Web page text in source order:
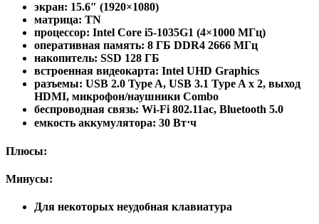
экран: 15.6″ (1920×1080)
матрица: TN
процессор: Intel Core i5-1035G1 (4×1000 МГц)
оперативная память: 8 ГБ DDR4 2666 МГц
накопитель: SSD 128 ГБ
встроенная видеокарта: Intel UHD Graphics
разъемы: USB 2.0 Type A, USB 3.1 Type A x 2, выход
HDMI, микрофон/наушники Combo
беспроводная связь: Wi-Fi 802.11ac, Bluetooth 5.0
емкость аккумулятора: 30 Вт⋅ч
Плюсы:
Минусы:
Для некоторых неудобная клавиатура